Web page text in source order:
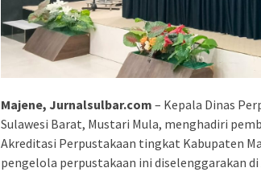
Majene, Jurnalsulbar.com – Kepala Dinas
Sulawesi Barat, Mustari Mula, menghadiri
Akreditasi Perpustakaan tingkat Kabupaten
pengelola perpustakaan ini diselenggarakan di